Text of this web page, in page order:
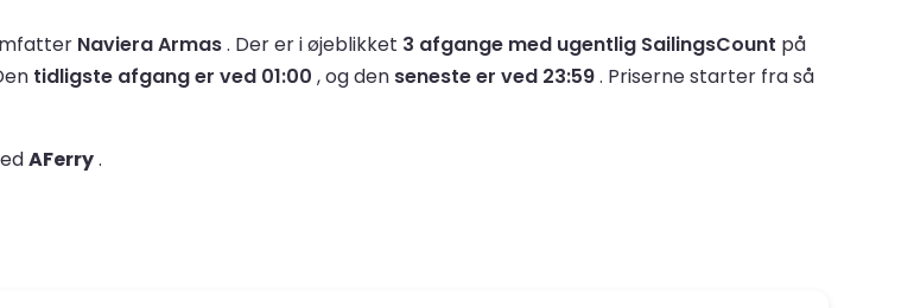
Naviera Armas. Der er i øjeblikket 3 afgange med ugentlig SailingsCount på
tidligste afgang er ved 01:00 , og den seneste er ved 23:59. Priserne starter fra så
AFerry.